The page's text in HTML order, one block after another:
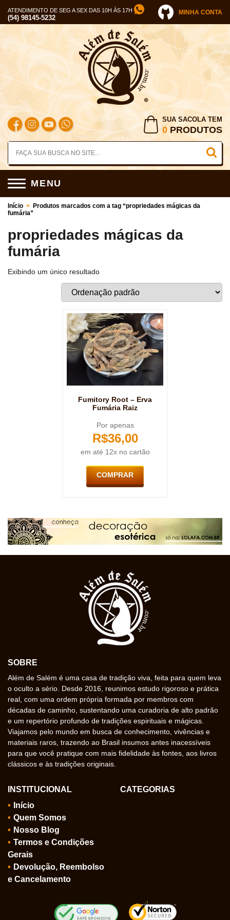
ATENDIMENTO DE SEG A SEX DAS 10H ÀS 17H
(54) 98145-5232
MINHA CONTA
SUA SACOLA TEM
0 PRODUTOS
MENU
Início > Produtos marcados com a tag “propriedades mágicas da
fumária”
propriedades mágicas da
fumária
Exibindo um único resultado
Fumitory Root – Erva
Fumária Raiz
Por apenas
R$36,00
em até 12x no cartão
COMPRAR
SOBRE
Além de Salém é uma casa de tradição viva, feita para quem leva
o oculto a sério. Desde 2016, reunimos estudo rigoroso e prática
real, com uma ordem própria formada por membros com
décadas de caminho, sustentando uma curadoria de alto padrão
e um repertório profundo de tradições espirituais e mágicas.
Viajamos pelo mundo em busca de conhecimento, vivências e
materiais raros, trazendo ao Brasil insumos antes inacessíveis
para que você pratique com mais fidelidade às fontes, aos livros
clássicos e às tradições originais.
INSTITUCIONAL
Início
Quem Somos
Nosso Blog
Termos e Condições
Gerais
Devolução, Reembolso
e Cancelamento
CATEGORIAS